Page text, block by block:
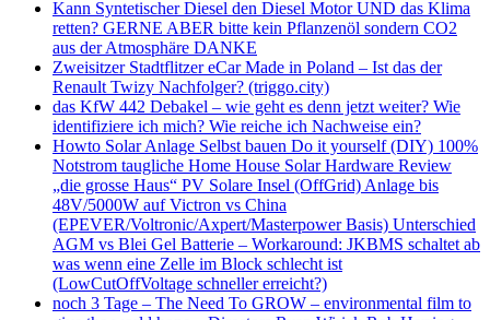
Kann Syntetischer Diesel den Diesel Motor UND das Klima
retten? GERNE ABER bitte kein Pflanzenöl sondern CO2
aus der Atmosphäre DANKE
Zweisitzer Stadtflitzer eCar Made in Poland – Ist das der
Renault Twizy Nachfolger? (triggo.city)
das KfW 442 Debakel – wie geht es denn jetzt weiter? Wie
identifiziere ich mich? Wie reiche ich Nachweise ein?
Howto Solar Anlage Selbst bauen Do it yourself (DIY) 100%
Notstrom taugliche Home House Solar Hardware Review
„die grosse Haus“ PV Solare Insel (OffGrid) Anlage bis
48V/5000W auf Victron vs China
(EPEVER/Voltronic/Axpert/Masterpower Basis) Unterschied
AGM vs Blei Gel Batterie – Workaround: JKBMS schaltet ab
was wenn eine Zelle im Block schlecht ist
(LowCutOffVoltage schneller erreicht?)
noch 3 Tage – The Need To GROW – environmental film to